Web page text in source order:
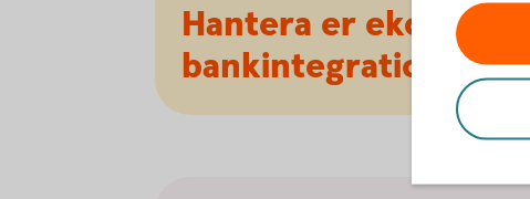
Hantera er ekonomi
bankintegration.